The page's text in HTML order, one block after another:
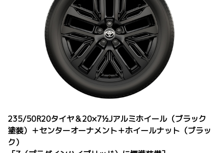
235/50R20タイヤ＆20×7½Jアルミホイール（ブラック
塗装）＋センターオーナメント＋ホイールナット（ブラッ
ク）